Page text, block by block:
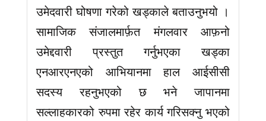
उमेदवारी घोषणा गरेको खड्काले बताउनुभयो ।
सामाजिक संजालमार्फ़त मंगलवार आफ़नो
उमेद्दवारी प्रस्तुत गर्नुभएका खड्का
एनआरएनएको आभियानमा हाल आईसीसी
सदस्य रहनुभएको छ भने जापानमा
सल्लाहकारको रुपमा रहेर कार्य गरिसक्नु भएको